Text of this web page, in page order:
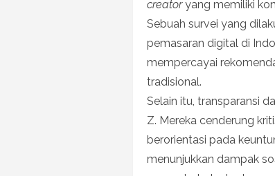
creatoryang memiliki
Sebuah survei yang
pemasaran digital di
mempercayai
tradisional.
Selain itu, transparansi
Z. Mereka cenderung
berorientasi pada
menunjukkan dampak